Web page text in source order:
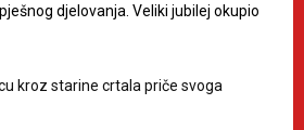
djelovanja. Veliki jubilej okupio
kroz starine crtala priče svoga